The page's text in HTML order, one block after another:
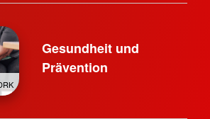
Gesundheit und
Prävention